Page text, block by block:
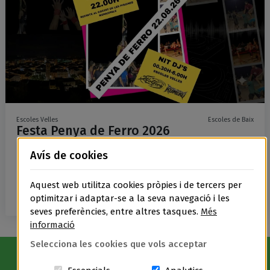
Escoles Velles Escoles de Baix
Festa Penya de Ferro 2026
Més informació
Avís Legal|Política de privacitat |Política de cookies
Avís de cookies
Aquest web utilitza cookies pròpies i de tercers per
optimitzar i adaptar-se a la seva navegació i les
seves preferències, entre altres tasques. Més
informació
Selecciona les cookies que vols acceptar